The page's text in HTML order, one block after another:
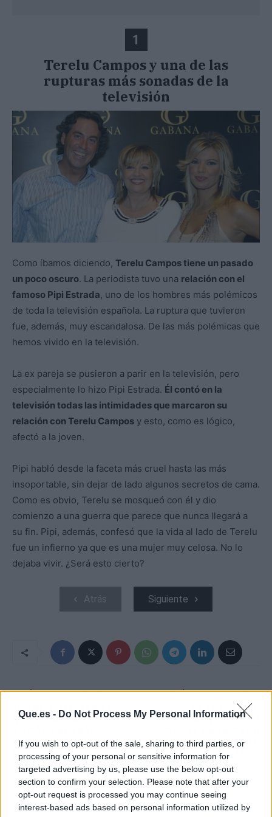
Que.es - Do Not Process My Personal Information
If you wish to opt-out of the sale, sharing to third parties, or
processing of your personal or sensitive information for
targeted advertising by us, please use the below opt-out
section to confirm your selection. Please note that after your
opt-out request is processed you may continue seeing
interest-based ads based on personal information utilized by
1
Terelu Campos y una de las
rupturas más sonadas de la
televisión
Como íbamos diciendo, Terelu Campos tiene un pasado
un poco oscuro. La periodista tuvo una relación con el
famoso Pipi Estrada, uno de los hombres más polémicos
de toda la televisión española. La ruptura que tuvieron
fue, además, muy escandalosa. De las más polémicas que
hemos vivido en la televisión.
La ex pareja se pusieron a parir en la televisión, pero
especialmente lo hizo Pipi Estrada. Él contó en la
televisión todas las intimidades que marcaron su
relación con Terelu Campos y esto, como es lógico,
afectó a la joven.
Pipi habló desde la faceta más cruel hasta las más
insoportable, sin dejar de lado algunos secretos de cama.
Como es obvio, Terelu se mosqueó con él y dio
comienzo a una guerra que parece que nunca llegará a
su fin. Pipi, además, confesó que la vida al lado de Terelu
fue un infierno ya que es una mujer muy celosa. No lo
dejaba vivir. ¿Será esto cierto?
Atrás Siguiente
ARTÍCULO ANTERIOR
¿CÓMO UTILIZAR EL
NIVEL LÁSER?, POR
SUMINISTROS
INDUSTRIALES
ARTÍCULO SIGUIENTE
10 TUITS QUE
DEMUESTRAN QUE SER
MEJOR COSA QUE TE
PUEDE PASAR